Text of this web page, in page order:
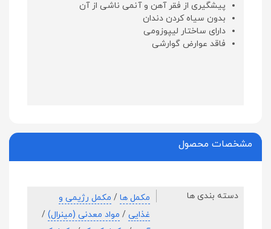
پیشگیری از فقر آهن و آنمی ناشی از آن
بدون سیاه کردن دندان
دارای ساختار لیپوزومی
فاقد عوارض گوارشی
مشخصات محصول
دسته بندی ها مکمل ها / مکمل رژیمی و
غذایی / مواد معدنی (مینرال) /